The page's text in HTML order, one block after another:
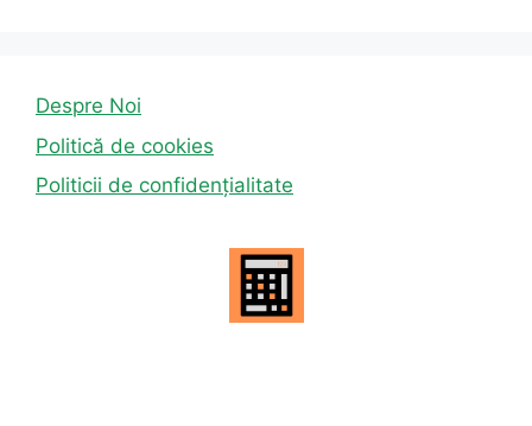
Despre Noi
Politică de cookies
Politicii de confidențialitate